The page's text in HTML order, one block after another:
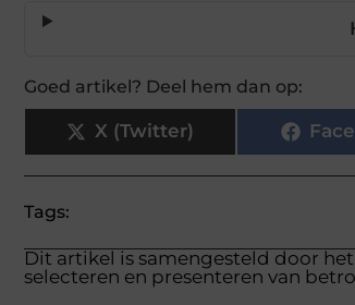
Goed artikel? Deel hem dan op:
X (Twitter)
Tags:
Dit artikel is samengesteld door
selecteren en presenteren van